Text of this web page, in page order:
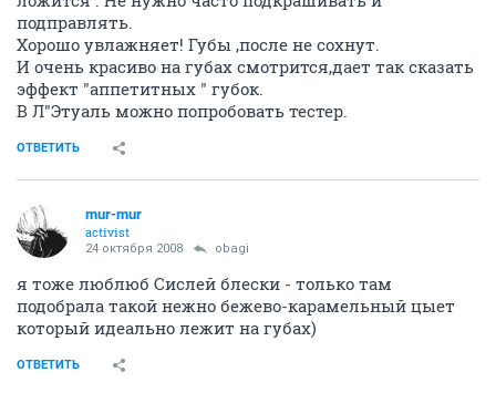
подправлять.
Хорошо увлажняет! Губы ,после не сохнут.
И очень красиво на губах смотрится,дает так сказать
эффект "аппетитных " губок.
В Л"Этуаль можно попробовать тестер.
ОТВЕТИТЬ
mur-mur
activist
24 октября 2008 obagi
я тоже люблюб Сислей блески - только там
подобрала такой нежно бежево-карамельный цыет
который идеально лежит на губах)
ОТВЕТИТЬ